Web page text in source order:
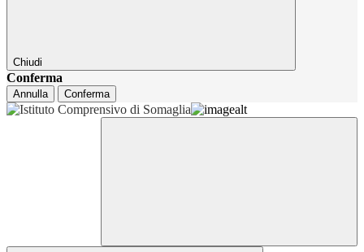
Chiudi
Conferma
Annulla Conferma